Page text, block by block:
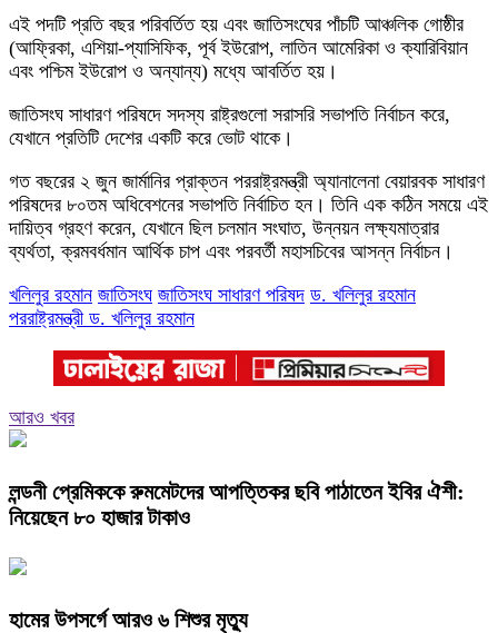
এই পদটি প্রতি বছর পরিবর্তিত হয় এবং জাতিসংঘের পাঁচটি আঞ্চলিক গোষ্ঠীর
(আফ্রিকা, এশিয়া-প্যাসিফিক, পূর্ব ইউরোপ, লাতিন আমেরিকা ও ক্যারিবিয়ান
এবং পশ্চিম ইউরোপ ও অন্যান্য) মধ্যে আবর্তিত হয়।
জাতিসংঘ সাধারণ পরিষদে সদস্য রাষ্ট্রগুলো সরাসরি সভাপতি নির্বাচন করে,
যেখানে প্রতিটি দেশের একটি করে ভোট থাকে।
গত বছরের ২ জুন জার্মানির প্রাক্তন পররাষ্ট্রমন্ত্রী অ্যানালেনা বেয়ারবক সাধারণ
পরিষদের ৮০তম অধিবেশনের সভাপতি নির্বাচিত হন। তিনি এক কঠিন সময়ে এই
দায়িত্ব গ্রহণ করেন, যেখানে ছিল চলমান সংঘাত, উন্নয়ন লক্ষ্যমাত্রার
ব্যর্থতা, ক্রমবর্ধমান আর্থিক চাপ এবং পরবর্তী মহাসচিবের আসন্ন নির্বাচন।
খলিলুর রহমান জাতিসংঘ জাতিসংঘ সাধারণ পরিষদ ড. খলিলুর রহমান
পররাষ্ট্রমন্ত্রী ড. খলিলুর রহমান
আরও খবর
লন্ডনী প্রেমিককে রুমমেটদের আপত্তিকর ছবি পাঠাতেন ইবির ঐশী:
নিয়েছেন ৮০ হাজার টাকাও
হামের উপসর্গে আরও ৬ শিশুর মৃত্যু